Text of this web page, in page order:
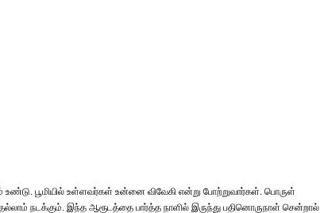
பூமியில் உள்ளவர்கள் உன்னை விவேகி என்று போற்றுவார்கள். பொருள்
நடக்கும். இந்த ஆரூடத்தை பார்த்த நாளில் இருந்து பதினொருநாள் சென்றால்